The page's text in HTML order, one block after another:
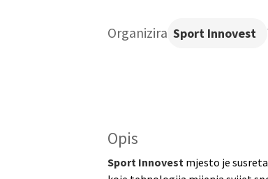
Organizira Sport Innovest
Opis
Sport Innovest mjesto je